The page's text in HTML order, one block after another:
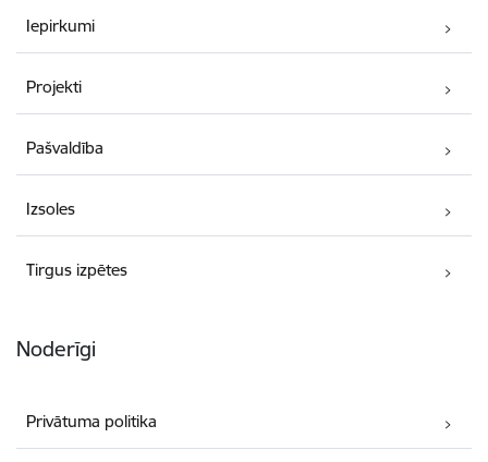
Iepirkumi
Projekti
Pašvaldība
Izsoles
Tirgus izpētes
Noderīgi
Privātuma politika